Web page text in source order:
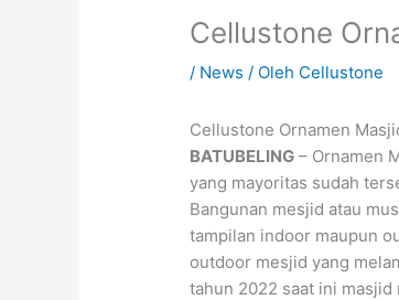
Cellustone
/ News / Oleh Cellustone
Cellustone Ornamen
BATUBELING – Ornamen
yang mayoritas sudah
Bangunan mesjid atau
tampilan indoor maupun
outdoor mesjid yang
tahun 2022 saat ini